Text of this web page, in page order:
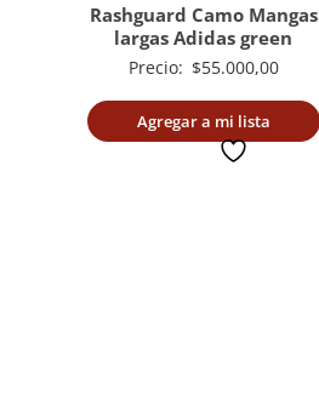
Rashguard Camo Mangas
largas Adidas green
Precio: $55.000,00
Agregar a mi lista